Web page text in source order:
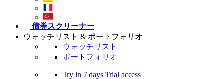
債券スクリーナー
ウォッチリスト & ポートフォリオ
ウォッチリスト
ポートフォリオ
Try in 7 days Trial access